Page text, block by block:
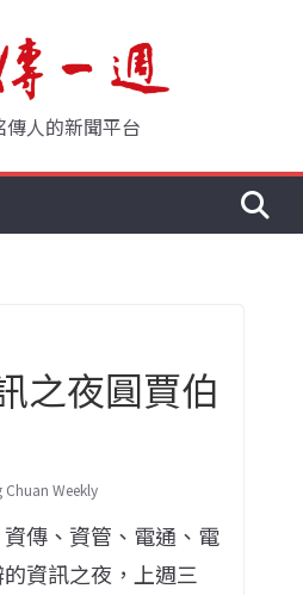
傳人的新聞平台
之夜圓賈伯
Weekly
傳、資管、電通、電
資訊之夜，上週三